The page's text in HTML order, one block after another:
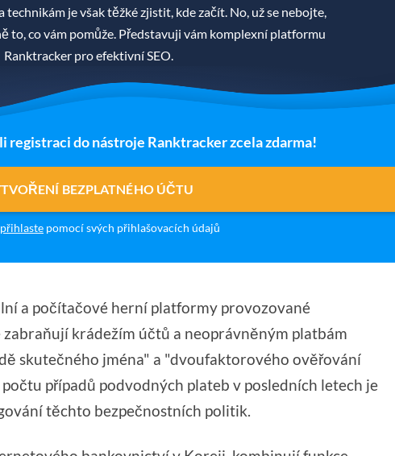
je však těžké zjistit, kde začít. No, už se nebojte,
to, co vám pomůže. Představuji vám komplexní platformu
Ranktracker pro efektivní SEO.
registraci do nástroje Ranktracker zcela zdarma!
BEZPLATNÉHO ÚČTU
pomocí svých přihlašovacích údajů
a počítačové herní platformy provozované
krádežím účtů a neoprávněným platbám
skutečného jména" a "dvoufaktorového ověřování
případů podvodných plateb v posledních letech je
těchto bezpečnostních politik.